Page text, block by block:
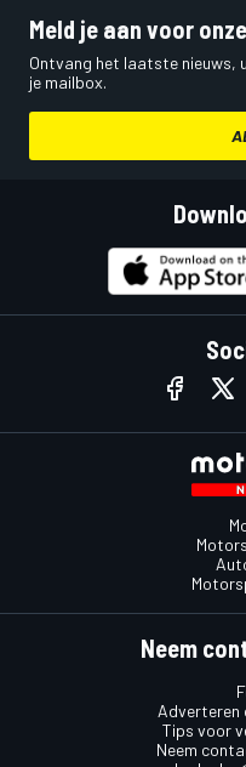
Meld je aan voor
Ontvang het laatste nieuws,
je mailbox.
Neem
Adverteren
Tips voor
Neem